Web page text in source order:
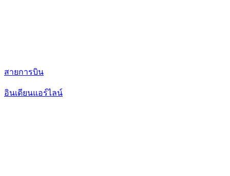
สายการบิน
อินเดียนแอร์ไลน์